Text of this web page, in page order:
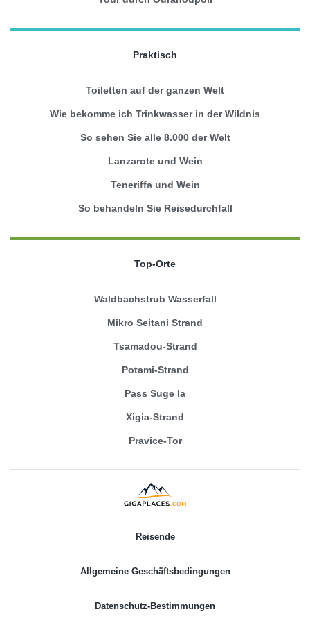
Praktisch
Toiletten auf der ganzen Welt
Wie bekomme ich Trinkwasser in der Wildnis
So sehen Sie alle 8.000 der Welt
Lanzarote und Wein
Teneriffa und Wein
So behandeln Sie Reisedurchfall
Top-Orte
Waldbachstrub Wasserfall
Mikro Seitani Strand
Tsamadou-Strand
Potami-Strand
Pass Suge la
Xigia-Strand
Pravice-Tor
Reisende
Allgemeine Geschäftsbedingungen
Datenschutz-Bestimmungen